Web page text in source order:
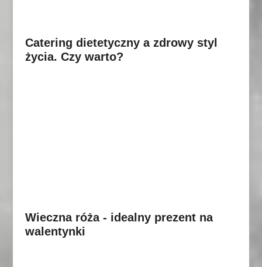
Catering dietetyczny a zdrowy styl
życia. Czy warto?
Wieczna róża - idealny prezent na
walentynki